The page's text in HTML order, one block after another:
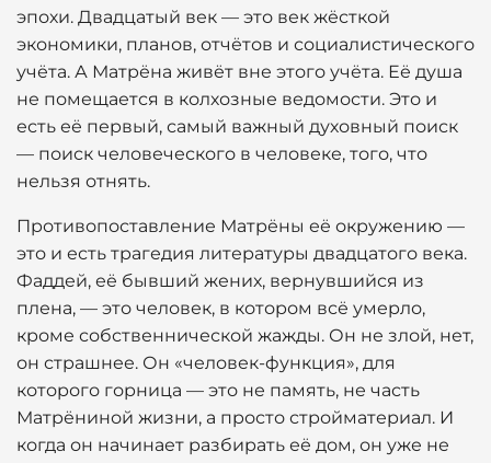
эпохи. Двадцатый век — это век жёсткой
экономики, планов, отчётов и социалистического
учёта. А Матрёна живёт вне этого учёта. Её душа
не помещается в колхозные ведомости. Это и
есть её первый, самый важный духовный поиск
— поиск человеческого в человеке, того, что
нельзя отнять.
Противопоставление Матрёны её окружению —
это и есть трагедия литературы двадцатого века.
Фаддей, её бывший жених, вернувшийся из
плена, — это человек, в котором всё умерло,
кроме собственнической жажды. Он не злой, нет,
он страшнее. Он «человек-функция», для
которого горница — это не память, не часть
Матрёниной жизни, а просто стройматериал. И
когда он начинает разбирать её дом, он уже не